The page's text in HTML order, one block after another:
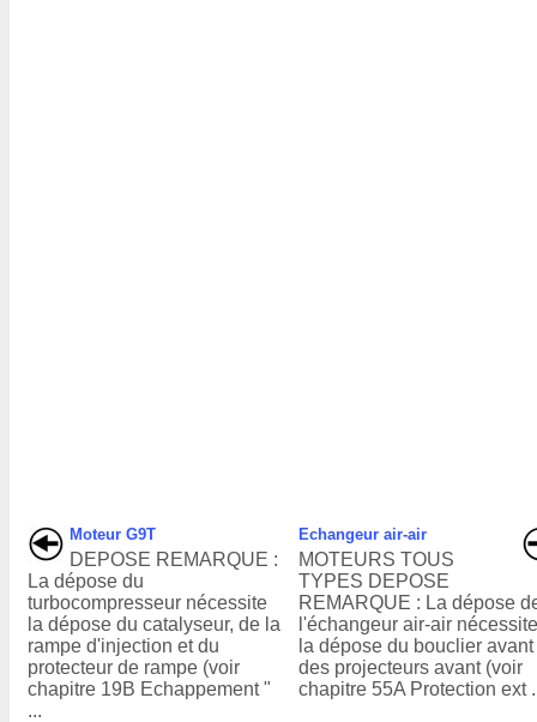
Moteur G9T
DEPOSE REMARQUE :
La dépose du
turbocompresseur nécessite
la dépose du catalyseur, de la
rampe d'injection et du
protecteur de rampe (voir
chapitre 19B Echappement "
...
Echangeur air-air
MOTEURS TOUS
TYPES DEPOSE
REMARQUE : La dépose
l'échangeur air-air
la dépose du bouclier avant
des projecteurs avant (voir
chapitre 55A Protection ext